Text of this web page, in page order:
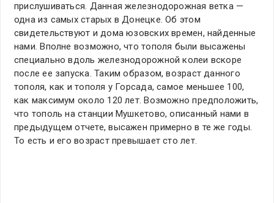
прислушиваться. Данная железнодорожная ветка —
одна из самых старых в Донецке. Об этом
свидетельствуют и дома юзовских времен, найденные
нами. Вполне возможно, что тополя были высажены
специально вдоль железнодорожной колеи вскоре
после ее запуска. Таким образом, возраст данного
тополя, как и тополя у Горсада, самое меньшее 100,
как максимум около 120 лет. Возможно предположить,
что тополь на станции Мушкетово, описанный нами в
предыдущем отчете, высажен примерно в те же годы.
То есть и его возраст превышает сто лет.